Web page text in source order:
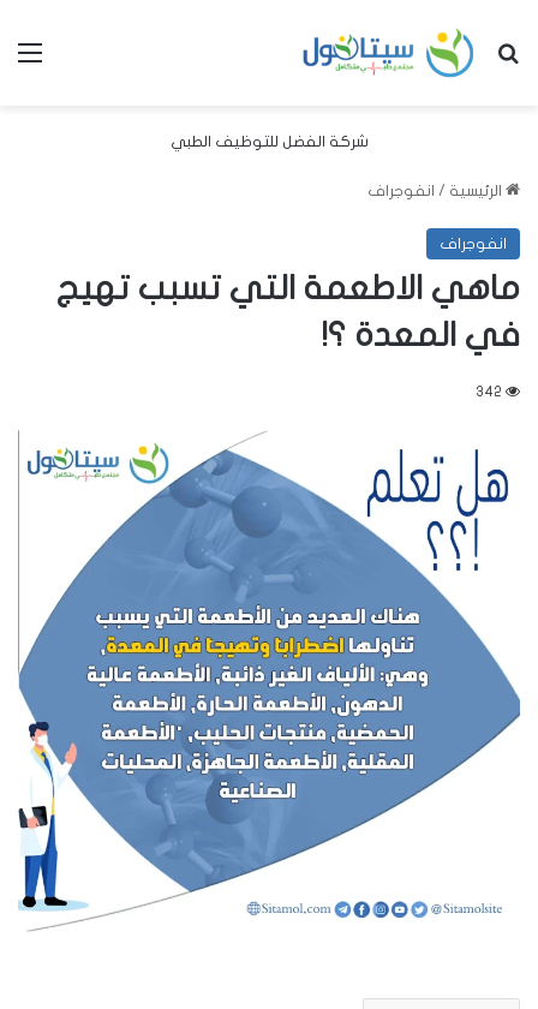
بحث عن
شركة الفضل للتوظيف الطبي
الرئيسية / انفوجراف
انفوجراف
ماهي الاطعمة التي تسبب تهيج
في المعدة ؟!
342